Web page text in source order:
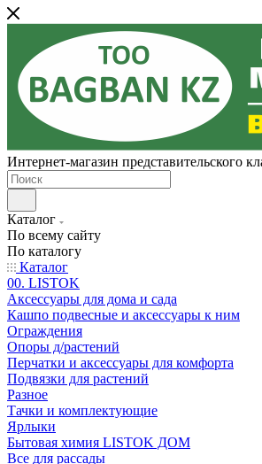
Интернет-магазин представительского
Каталог
По всему сайту
По каталогу
Каталог
00. LISTOK
Аксессуары для дома и сада
Кашпо подвесные и аксессуары к ним
Ограждения
Опоры д/растений
Перчатки и аксессуары для комфорта
Подвязки для растений
Разное
Тачки и комплектующие
Ярлыки
Бытовая химия LISTOK ДОМ
Все для рассады